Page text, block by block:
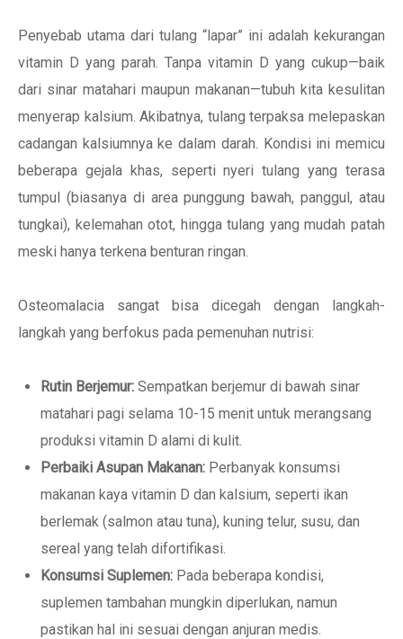
Penyebab utama dari tulang “lapar” ini adalah kekurangan
vitamin D yang parah. Tanpa vitamin D yang cukup—baik
dari sinar matahari maupun makanan—tubuh kita kesulitan
menyerap kalsium. Akibatnya, tulang terpaksa melepaskan
cadangan kalsiumnya ke dalam darah. Kondisi ini memicu
beberapa gejala khas, seperti nyeri tulang yang terasa
tumpul (biasanya di area punggung bawah, panggul, atau
tungkai), kelemahan otot, hingga tulang yang mudah patah
meski hanya terkena benturan ringan.
Osteomalacia sangat bisa dicegah dengan langkah-
langkah yang berfokus pada pemenuhan nutrisi:
Rutin Berjemur: Sempatkan berjemur di bawah sinar
matahari pagi selama 10-15 menit untuk merangsang
produksi vitamin D alami di kulit.
Perbaiki Asupan Makanan: Perbanyak konsumsi
makanan kaya vitamin D dan kalsium, seperti ikan
berlemak (salmon atau tuna), kuning telur, susu, dan
sereal yang telah difortifikasi.
Konsumsi Suplemen: Pada beberapa kondisi,
suplemen tambahan mungkin diperlukan, namun
pastikan hal ini sesuai dengan anjuran medis.